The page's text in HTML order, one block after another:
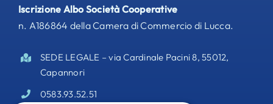
Iscrizione Albo Società Cooperative
n. A186864 della Camera di Commercio di Lucca.
SEDE LEGALE – via Cardinale Pacini 8, 55012,
Capannori
0583.93.52.51